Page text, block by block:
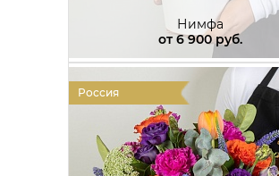
Нимфа
от6 900 руб.
Россия